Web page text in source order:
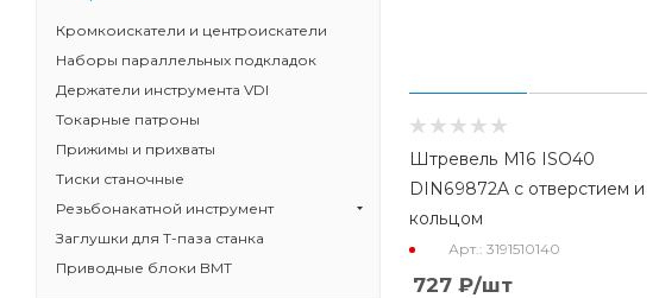
Штревель M16 ISO40
DIN69872A с отверстием и
кольцом
Арт.: 3191510140
727 ₽/шт
Кромкоискатели и центроискатели
Наборы параллельных подкладок
Держатели инструмента VDI
Токарные патроны
Прижимы и прихваты
Тиски станочные
Резьбонакатной инструмент
Заглушки для Т-паза станка
Приводные блоки BMT